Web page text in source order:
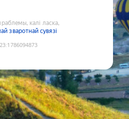
калі ласка,
зваротнай сувязі
:1786094873